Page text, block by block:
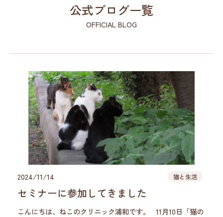
公式ブログ一覧
OFFICIAL BLOG
2024/11/14 猫と生活
セミナーに参加してきました
こんにちは、ねこのクリニック浦和です。 11月10日「猫の